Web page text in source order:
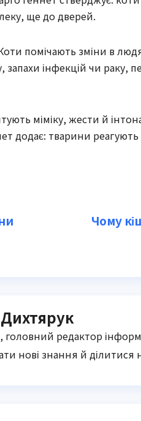
ще до дверей.
помічають зміни в
запахи інфекцій чи раку,
міміку, жести й
додає: тварини
Чому
головний редактор
нові знання й